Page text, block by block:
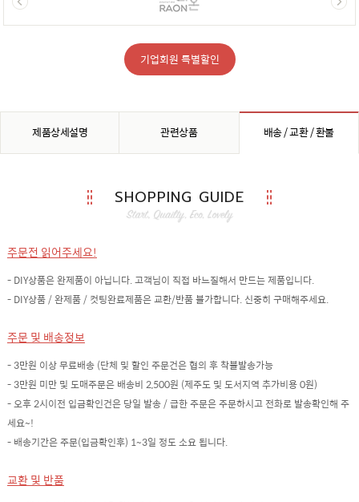
기업회원 특별할인
제품상세설명 관련상품 배송 / 교환 / 환불
SHOPPING GUIDE
주문전 읽어주세요!
- DIY상품은 완제품이 아닙니다. 고객님이 직접 바느질해서 만드는 제품입니다.
- DIY상품 / 완제품 / 컷팅완료제품은 교환/반품 불가합니다. 신중히 구매해주세요.
주문 및 배송정보
- 3만원 이상 무료배송 (단체 및 할인 주문건은 협의 후 착불발송가능
- 3만원 미만 및 도매주문은 배송비 2,500원 (제주도 및 도서지역 추가비용 0원)
- 오후 2시이전 입금확인건은 당일 발송 / 급한 주문은 주문하시고 전화로 발송확인해 주
세요~!
- 배송기간은 주문(입금확인후) 1~3일 정도 소요 됩니다.
교환 및 반품